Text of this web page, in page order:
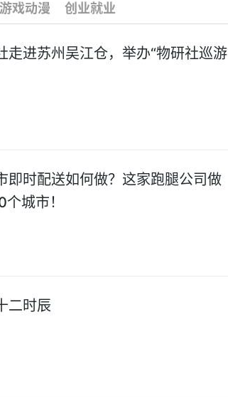
游戏动漫 创业就业
走进苏州吴江仓，举办“物研社巡游
即时配送如何做？这家跑腿公司做
城市！
二时辰